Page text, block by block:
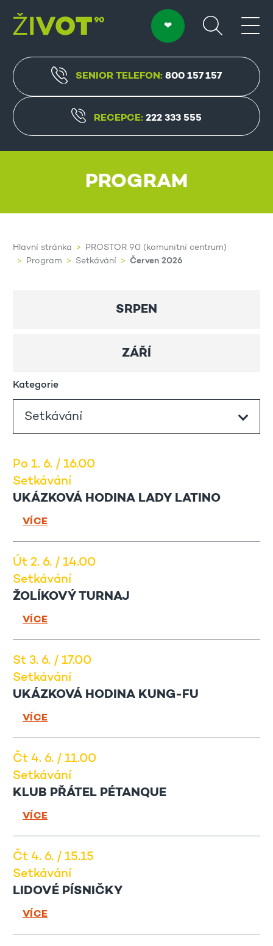
SENIOR TELEFON:800 157 157
RECEPCE:222 333 555
PROGRAM
Hlavní stránka
PROSTOR 90 (komunitní centrum)
Program
Setkávání Červen 2026
SRPEN
ZÁŘÍ
Kategorie
Po 1. 6. / 16.00
Setkávání
UKÁZKOVÁ HODINA LADY LATINO
VÍCE
Út 2. 6. / 14.00
Setkávání
ŽOLÍKOVÝ TURNAJ
VÍCE
St 3. 6. / 17.00
Setkávání
UKÁZKOVÁ HODINA KUNG-FU
VÍCE
Čt 4. 6. / 11.00
Setkávání
KLUB PŘÁTEL PÉTANQUE
VÍCE
Čt 4. 6. / 15.15
Setkávání
LIDOVÉ PÍSNIČKY
VÍCE